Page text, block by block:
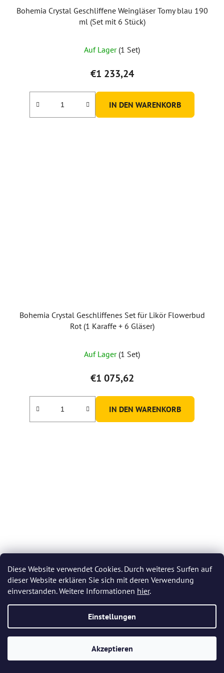
Diese Website verwendet Cookies. Durch weiteres Surfen auf
dieser Website erklären Sie sich mit deren Verwendung
einverstanden. Weitere Informationen hier.
Einstellungen
Akzeptieren
Bohemia Crystal Geschliffene Weingläser Tomy blau 190
ml (Set mit 6 Stück)
Auf Lager (1 Set)
€1 233,24
IN DEN WARENKORB
Bohemia Crystal Geschliffenes Set für Likör Flowerbud
Rot (1 Karaffe + 6 Gläser)
Auf Lager (1 Set)
€1 075,62
IN DEN WARENKORB
Bohemia Crystal Glas für Grappa Colibri 4S032/85 ml (Set
mit 6 Stück)
Auf Lager(>5 Set)